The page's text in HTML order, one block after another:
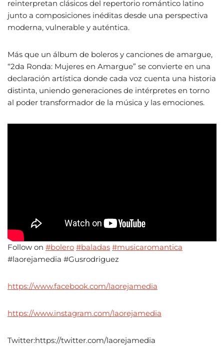
reinterpretan clásicos del repertorio romántico latino
junto a composiciones inéditas desde una perspectiva
moderna, vulnerable y auténtica.
Más que un álbum de boleros y canciones de amargue,
“2da Ronda: Mujeres en Amargue” se convierte en una
declaración artística donde cada voz cuenta una historia
distinta, uniendo generaciones de intérpretes en torno
al poder transformador de la música y las emociones.
Follow on #bolero #baladas #musicaromantica
#laorejamedia #Gusrodriguez
https://www.facebook.com/laorejamedia
https://www.instagram.com/laorejamedia
Twitter:https://twitter.com/laorejamedia